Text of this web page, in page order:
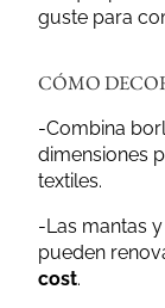
guste para
CÓMO
-Combina
dimensiones
textiles.
-Las mantas
pueden
cost.